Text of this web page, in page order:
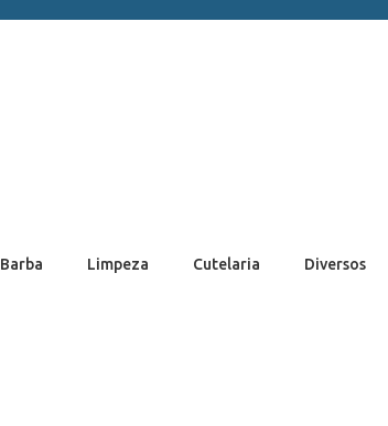
Barba Limpeza Cutelaria Diversos